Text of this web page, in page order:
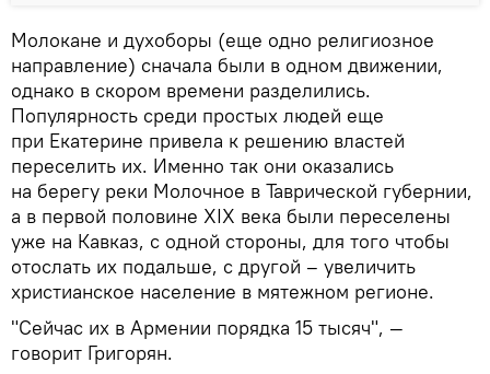
Молокане и духоборы (еще одно религиозное
направление) сначала были в одном движении,
однако в скором времени разделились.
Популярность среди простых людей еще
при Екатерине привела к решению властей
переселить их. Именно так они оказались
на берегу реки Молочное в Таврической губернии,
а в первой половине XIX века были переселены
уже на Кавказ, с одной стороны, для того чтобы
отослать их подальше, с другой – увеличить
христианское население в мятежном регионе.
"Сейчас их в Армении порядка 15 тысяч", —
говорит Григорян.